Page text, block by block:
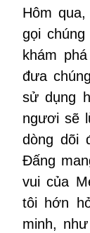
Hôm
gọi
khám
đưa
sử dụng
ngươi sẽ
dòng dõi
Đấng
vui của
tôi hớn
minh,